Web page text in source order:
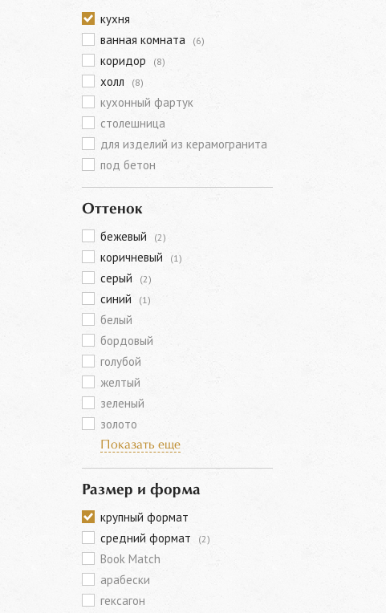
кухня
ванная комната
(6)
коридор (8)
холл (8)
кухонный фартук
столешница
для изделий из керамогранита
под бетон
Оттенок
бежевый (2)
коричневый (1)
серый (2)
синий (1)
белый
бордовый
голубой
желтый
зеленый
золото
Показать еще
Размер и форма
крупный формат
средний формат
(2)
Book Match
арабески
гексагон